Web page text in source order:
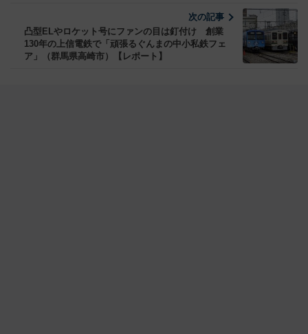
次の記事
凸型ELやロケット号にファンの目は釘付け 創業
130年の上信電鉄で「頑張るぐんまの中小私鉄フェ
ア」（群馬県高崎市）【レポート】